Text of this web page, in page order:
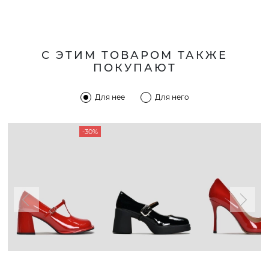
С ЭТИМ ТОВАРОМ ТАКЖЕ
ПОКУПАЮТ
Для нее Для него
-30%